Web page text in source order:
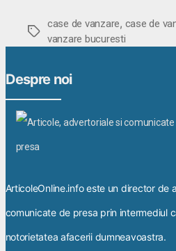
Etichete
case de vanzare, case de
vanzare bucuresti
Despre noi
ArticoleOnline.info este un director de
comunicate de presa prin intermediul
notorietatea afacerii dumneavoastra.